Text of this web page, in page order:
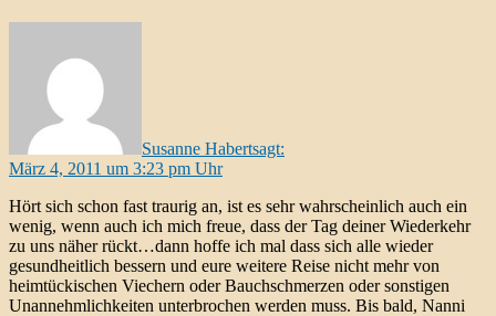
Susanne Habertsagt:
März 4, 2011 um 3:23 pm Uhr
Hört sich schon fast traurig an, ist es sehr wahrscheinlich auch ein
wenig, wenn auch ich mich freue, dass der Tag deiner Wiederkehr
zu uns näher rückt…dann hoffe ich mal dass sich alle wieder
gesundheitlich bessern und eure weitere Reise nicht mehr von
heimtückischen Viechern oder Bauchschmerzen oder sonstigen
Unannehmlichkeiten unterbrochen werden muss. Bis bald, Nanni